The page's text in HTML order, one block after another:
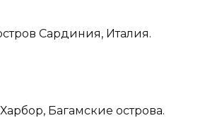
Сардиния, Италия.
Багамские острова.